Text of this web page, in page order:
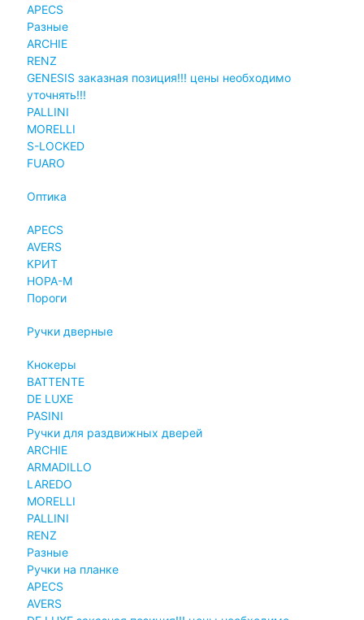
APECS
Разные
ARCHIE
RENZ
GENESIS заказная позиция!!! цены необходимо
уточнять!!!
PALLINI
MORELLI
S-LOCKED
FUARO
Оптика
APECS
AVERS
КРИТ
НОРА-М
Пороги
Ручки дверные
Кнокеры
BATTENTE
DE LUXE
PASINI
Ручки для раздвижных дверей
ARCHIE
ARMADILLO
LAREDO
MORELLI
PALLINI
RENZ
Разные
Ручки на планке
APECS
AVERS